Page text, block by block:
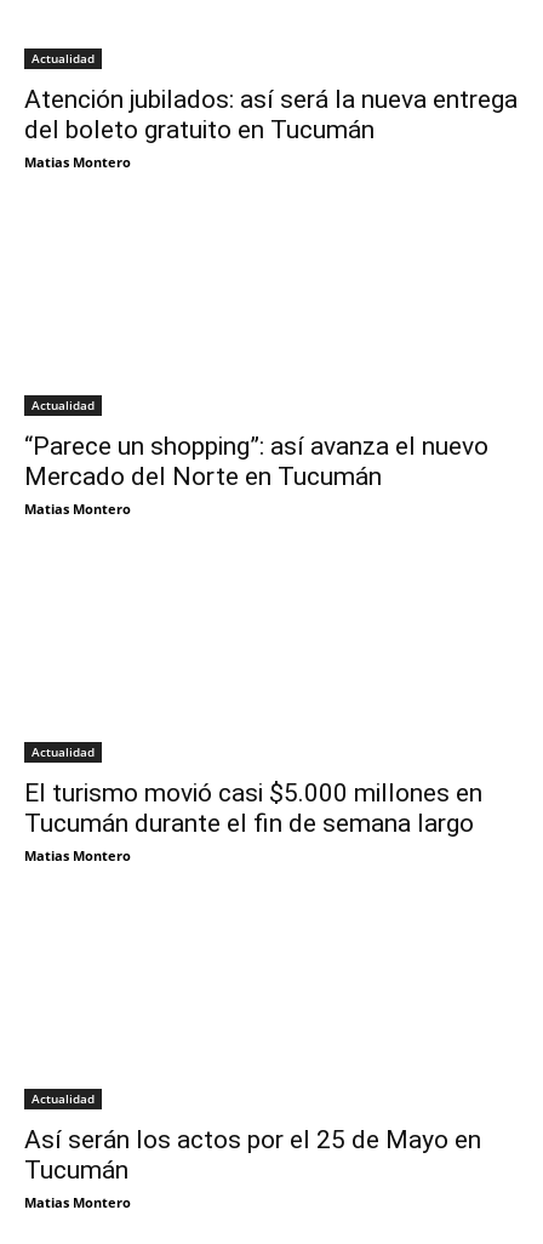
Actualidad
Atención jubilados: así será la nueva entrega
del boleto gratuito en Tucumán
Matias Montero
Actualidad
“Parece un shopping”: así avanza el nuevo
Mercado del Norte en Tucumán
Matias Montero
Actualidad
El turismo movió casi $5.000 millones en
Tucumán durante el fin de semana largo
Matias Montero
Actualidad
Así serán los actos por el 25 de Mayo en
Tucumán
Matias Montero